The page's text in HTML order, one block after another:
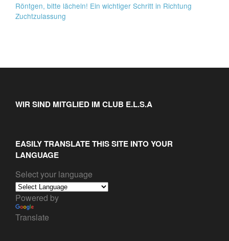
Röntgen, bitte lächeln! Ein wichtiger Schritt in Richtung
Zuchtzulassung
WIR SIND MITGLIED IM CLUB E.L.S.A
EASILY TRANSLATE THIS SITE INTO YOUR
LANGUAGE
Select your language
Powered by
Translate